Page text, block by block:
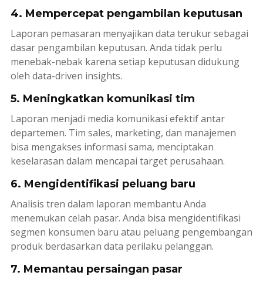
4. Mempercepat pengambilan keputusan
Laporan pemasaran menyajikan data terukur sebagai
dasar pengambilan keputusan. Anda tidak perlu
menebak-nebak karena setiap keputusan didukung
oleh data-driven insights.
5. Meningkatkan komunikasi tim
Laporan menjadi media komunikasi efektif antar
departemen. Tim sales, marketing, dan manajemen
bisa mengakses informasi sama, menciptakan
keselarasan dalam mencapai target perusahaan.
6. Mengidentifikasi peluang baru
Analisis tren dalam laporan membantu Anda
menemukan celah pasar. Anda bisa mengidentifikasi
segmen konsumen baru atau peluang pengembangan
produk berdasarkan data perilaku pelanggan.
7. Memantau persaingan pasar